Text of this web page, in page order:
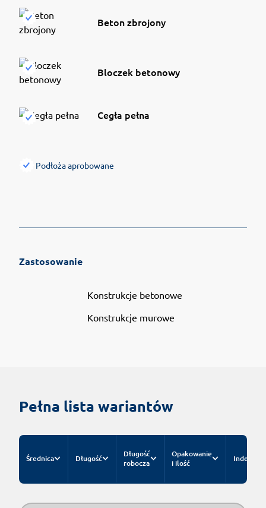
Beton zbrojony
Bloczek betonowy
Cegła pełna
Podłoża aprobowane
Zastosowanie
Konstrukcje betonowe
Konstrukcje murowe
Pełna lista wariantów
Średnica Długość
Długość
robocza
Opakowanie
i ilość
Indeks